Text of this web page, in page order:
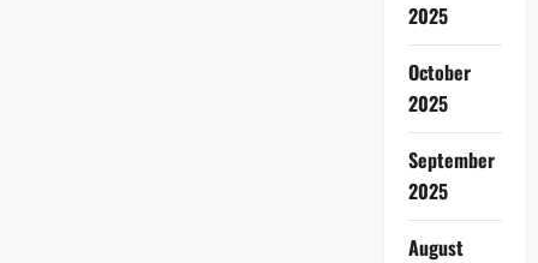
2025
October
2025
September
2025
August